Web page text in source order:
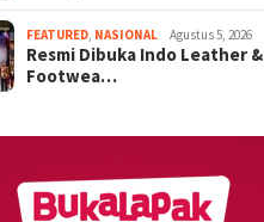
FEATURED, NASIONAL Agustus 5, 2026
Resmi Dibuka Indo Leather &
Footwea…